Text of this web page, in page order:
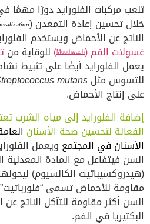
تلعب مركبات الفلورايد دورًا مهمًا
خلال تحسين إعادة التمعدن (
الناتج عن الأحماض ويستخدم
غسولات الفم (Mouthwash
)للوقاية من
يعمل الفلورايد أيضًا على تثبيط
للتسوس مثلmutans
على إنتاج الأحماض.
إضافة الفلورايد إلى مياه الشرب
الفعالة لتحسين صحة الأسنان
الأسنان في المجتمع ويعمل
السن فيتفاعل مع المادة المعدنية
(هيدروكسيباتيت الكالسيوم)
مقاومة للأحماض تسمى
السن أكثر مقاومة للتآكل الناتج
البكتيريا في الفم.